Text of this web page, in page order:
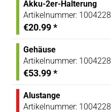
Akku-2er-Halterung
Artikelnummer:
€20.99*
Gehäuse
Artikelnummer:
€53.99*
Alustange
Artikelnummer: